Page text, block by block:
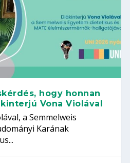
hogy honnan
Vona Violával
a Semmelweis
Karának